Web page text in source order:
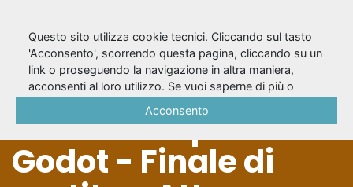
Festival di Samuel
Beckett: Aspettando
Godot - Finale di
Questo sito utilizza cookie tecnici. Cliccando sul tasto
'Acconsento', scorrendo questa pagina, cliccando su un
link o proseguendo la navigazione in altra maniera,
acconsenti al loro utilizzo. Se vuoi saperne di più o
Acconsento